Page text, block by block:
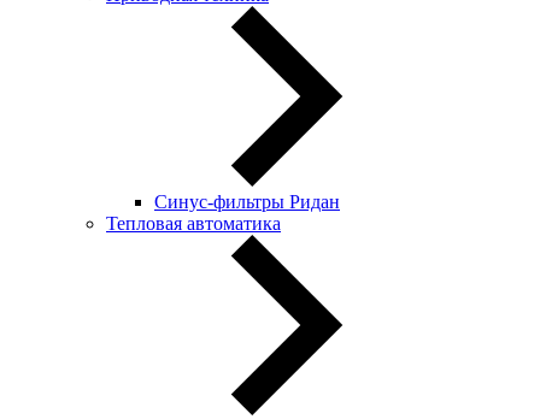
Синус-фильтры Ридан
Тепловая автоматика